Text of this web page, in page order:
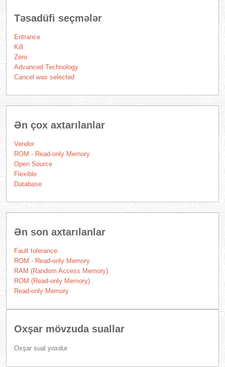
Təsadüfi seçmələr
Entrance
Kill
Zero
Advanced Technology
Cancel was selected
Ən çox axtarılanlar
Vendor
ROM - Read-only Memory
Open Source
Flexible
Database
Ən son axtarılanlar
Fault tolerance
ROM - Read-only Memory
RAM (Random Access Memory)
ROM (Read-only Memory)
Read-only Memory
Oxşar mövzuda suallar
Oxşar sual yoxdur